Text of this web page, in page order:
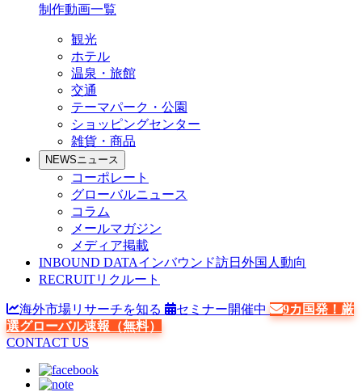
制作動画一覧
観光
ホテル
温泉・旅館
交通
テーマパーク・公園
ショッピングセンター
雑貨・商品
NEWSニュース
コーポレート
グローバルニュース
コラム
メールマガジン
メディア掲載
INBOUND DATAインバウンド訪日外国人動向
RECRUITリクルート
海外市場リサーチを知る セミナー開催中
9カ国発！厳
選グローバル速報（無料）
CONTACT US